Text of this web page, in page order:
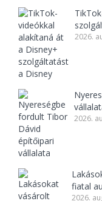
2026.
2026.
fiatal
2026.